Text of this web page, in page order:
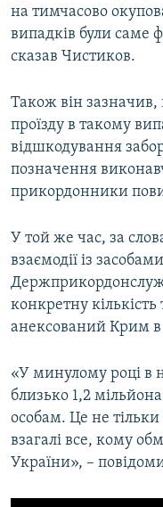
на тимчасово
випадків були саме
сказав Чистиков.
Також він
проїзду в такому
відшкодування
позначення
прикордонники
У той же час, за
взаємодії із
конкретну
анексований Крим в
«У минулому році
близько 1,2 мільйона
особам. Це не
взагалі все, кому
України», –